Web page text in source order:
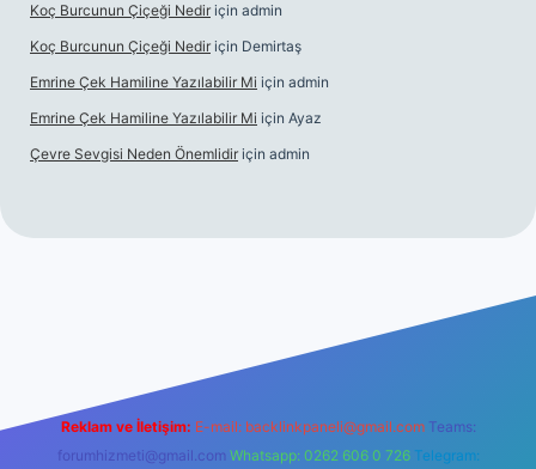
Koç Burcunun Çiçeği Nedir için admin
Koç Burcunun Çiçeği Nedir için Demirtaş
Emrine Çek Hamiline Yazılabilir Mi için admin
Emrine Çek Hamiline Yazılabilir Mi için Ayaz
Çevre Sevgisi Neden Önemlidir için admin
Reklam ve İletişim: E-mail: backlinkpaneli@gmail.com Teams:
forumhizmeti@gmail.com Whatsapp: 0262 606 0 726 Telegram: